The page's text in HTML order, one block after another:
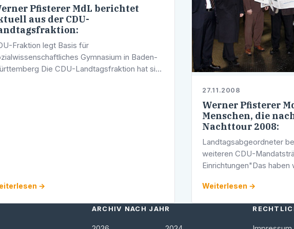
Pfisterer MdL berichtet
aus der CDU-
Fraktion legt Basis für
Gymnasium in Baden-
Die CDU-Landtagsfraktion hat sich
→
27.11.2008
Werner Pfisterer
Menschen, die
Nachttour 2008:
Landtagsabgeordneter
weiteren CDU-
Einrichtungen"Das haben
dafür dankt, dass wir
Weiterlesen →
ARCHIV NACH JAHR